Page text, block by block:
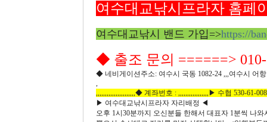
여수대교낚시프라자 홈페
여수대교낚시 밴드 가입=>https://
◆ 출조 문의 ======> 010-
◆ 네비게이션주소: 여수시 국동 1082-24 ,,,여수시 어
,
,,,,,,,,,,,,,,,,,,,,,,◆ 계좌번호 : ,,,,,,,,,,,,,,,,,▶ 수협 530-61-
▶ 여수대교낚시프라자 자리배정 ◀
오후 1시30분까지 오신분들 한해서 대표자 1분씩 나